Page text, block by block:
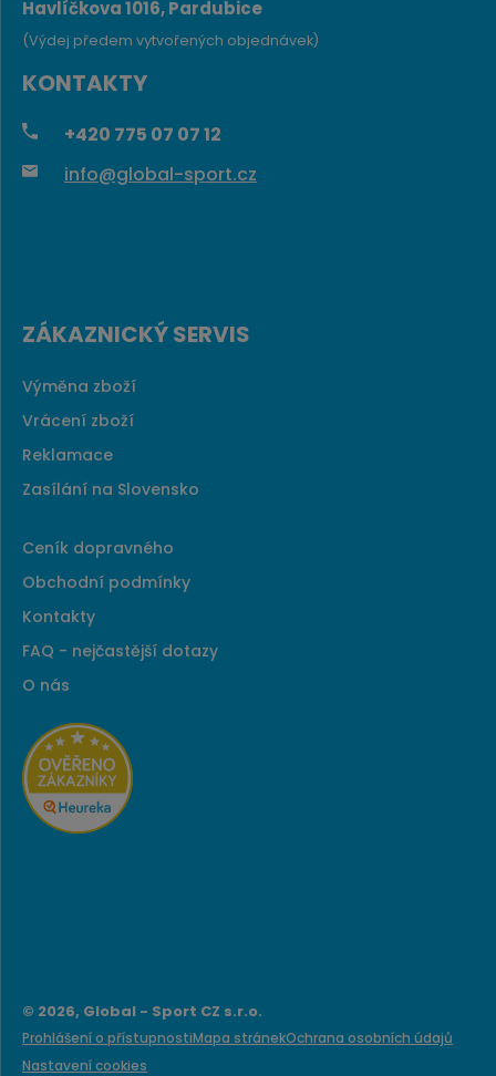
Havlíčkova 1016, Pardubice
KONTAKTY
+420 775 07 07 12
info@global-sport.cz
(Výdej předem vytvořených objednávek)
ZÁKAZNICKÝ SERVIS
Výměna zboží
Vrácení zboží
Reklamace
Zasílání na Slovensko
Ceník dopravného
Obchodní podmínky
Kontakty
FAQ - nejčastější dotazy
O nás
© 2026, Global - Sport CZ s.r.o.
Prohlášení o přístupnostiMapa stránekOchrana osobních údajů
Nastavení cookies